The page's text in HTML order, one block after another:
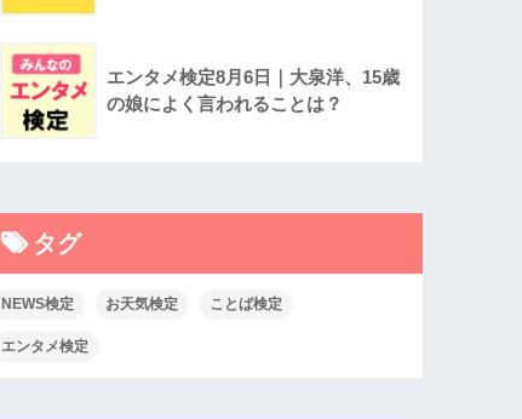
エンタメ検定8月6日｜大泉洋、15歳
の娘によく言われることは？
タグ
NEWS検定 お天気検定 ことば検定
エンタメ検定